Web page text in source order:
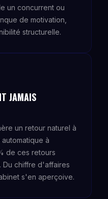
un concurrent ou
de motivation,
structurelle.
JAMAIS
un retour naturel à
à
de ces retours
Du chiffre d'affaires
s'en aperçoive.